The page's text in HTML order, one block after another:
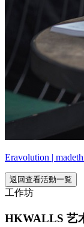
Eravolution |
返回查看活動一覧
工作坊
HKWALLS 艺